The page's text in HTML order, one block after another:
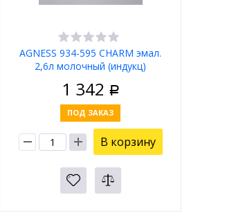
AGNESS 934-595 CHARM эмал.
2,6л молочный (индукц)
1 342 Р
ПОД ЗАКАЗ
В корзину